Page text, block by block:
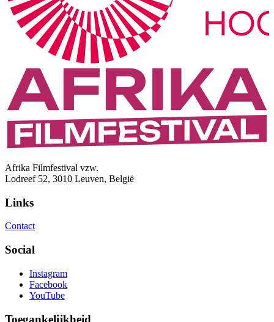
Afrika Filmfestival vzw.
Lodreef 52, 3010 Leuven, België
Links
Contact
Social
Instagram
Facebook
YouTube
Toegankelijkheid